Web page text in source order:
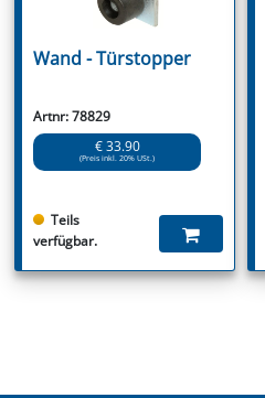
Wand - Türstopper
Artnr: 78829
€ 33.90
(Preis inkl. 20% USt.)
Teils
verfügbar.